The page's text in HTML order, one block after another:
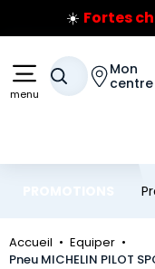
Aller au contenu
Aller à la
☀️ Fortes
Prix
Jusqu'à 120€
menu
Votre recherche
Mon
centre
Accueil
Equiper
Pneu MICHELIN PILOT